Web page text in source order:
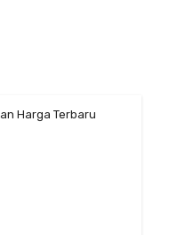
Harga Terbaru